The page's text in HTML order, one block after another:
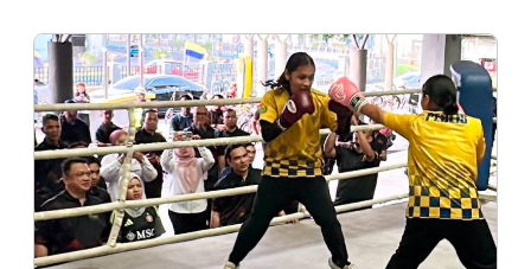
b
o
o
k
e
d
I
n
s
A
p
p